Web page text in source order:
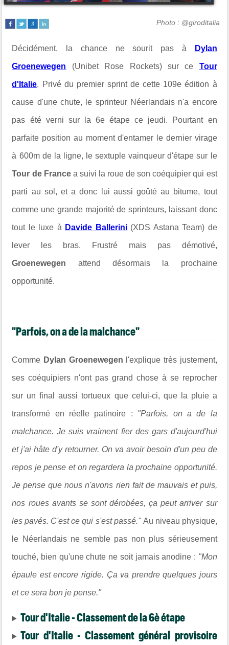
Photo : @giroditalia
Décidément, la chance ne sourit pas à Dylan
Groenewegen (Unibet Rose Rockets) sur ce Tour
d'Italie. Privé du premier sprint de cette 109e édition à
cause d'une chute, le sprinteur Néerlandais n'a encore
pas été verni sur la 6e étape ce jeudi. Pourtant en
parfaite position au moment d'entamer le dernier virage
à 600m de la ligne, le sextuple vainqueur d'étape sur le
Tour de Francea suivi la roue de son coéquipier qui est
parti au sol, et a donc lui aussi goûté au bitume, tout
comme une grande majorité de sprinteurs, laissant donc
tout le luxe à Davide Ballerini (XDS Astana Team) de
lever les bras. Frustré mais pas démotivé,
Groenewegen attend désormais la prochaine
opportunité.
"Parfois, on a de la malchance"
Comme Dylan Groenewegen l'explique très justement,
ses coéquipiers n'ont pas grand chose à se reprocher
sur un final aussi tortueux que celui-ci, que la pluie a
transformé en réelle patinoire : "Parfois, on a de la
malchance. Je suis vraiment fier des gars d'aujourd'hui
et j'ai hâte d'y retourner. On va avoir besoin d'un peu de
repos je pense et on regardera la prochaine opportunité.
Je pense que nous n'avons rien fait de mauvais et puis,
nos roues avants se sont dérobées, ça peut arriver sur
les pavés. C'est ce qui s'est passé."Au niveau physique,
le Néerlandais ne semble pas non plus sérieusement
touché, bien qu'une chute ne soit jamais anodine : "Mon
épaule est encore rigide. Ça va prendre quelques jours
et ce sera bon je pense."
Tour d'Italie - Classement de la 6è étape
Tour d'Italie - Classement général provisoire